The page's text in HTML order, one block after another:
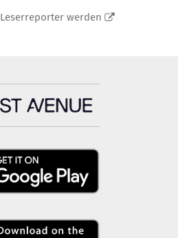
Leserreporter werden